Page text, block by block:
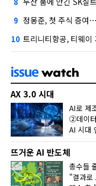
9 정몽준, 첫 주식 증여
10 트리니티항공, 티웨이
AX 3.0 시대
②데이
뜨거운 AI 반도체